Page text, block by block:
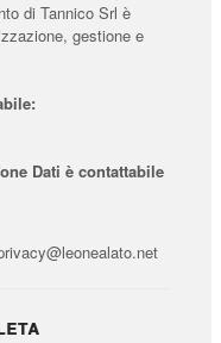
di Tannico Srl è
gestione e
Dati è contattabile